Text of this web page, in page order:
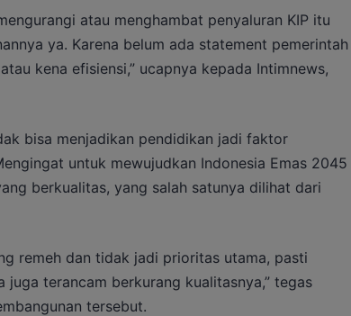
atau menghambat penyaluran KIP itu
ya. Karena belum ada statement pemerintah
kena efisiensi,” ucapnya kepada Intimnews,
bisa menjadikan pendidikan jadi faktor
untuk mewujudkan Indonesia Emas 2045
berkualitas, yang salah satunya dilihat dari
remeh dan tidak jadi prioritas utama, pasti
juga terancam berkurang kualitasnya,” tegas
tersebut.